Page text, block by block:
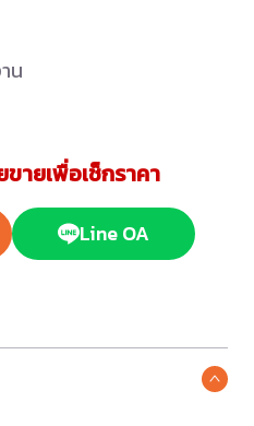
น
ายเพื่อเช็กราคา
Line OA